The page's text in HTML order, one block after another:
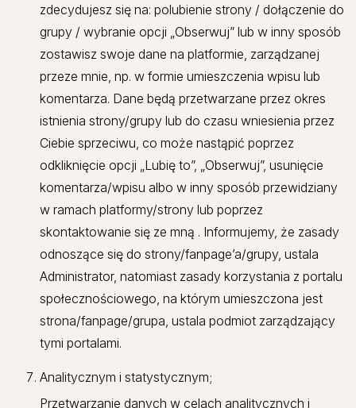
zdecydujesz się na: polubienie strony / dołączenie do
grupy / wybranie opcji „Obserwuj” lub w inny sposób
zostawisz swoje dane na platformie, zarządzanej
przeze mnie, np. w formie umieszczenia wpisu lub
komentarza. Dane będą przetwarzane przez okres
istnienia strony/grupy lub do czasu wniesienia przez
Ciebie sprzeciwu, co może nastąpić poprzez
odkliknięcie opcji „Lubię to”, „Obserwuj”, usunięcie
komentarza/wpisu albo w inny sposób przewidziany
w ramach platformy/strony lub poprzez
skontaktowanie się ze mną . Informujemy, że zasady
odnoszące się do strony/fanpage’a/grupy, ustala
Administrator, natomiast zasady korzystania z portalu
społecznościowego, na którym umieszczona jest
strona/fanpage/grupa, ustala podmiot zarządzający
tymi portalami.
Analitycznym i statystycznym;
Przetwarzanie danych w celach analitycznych i